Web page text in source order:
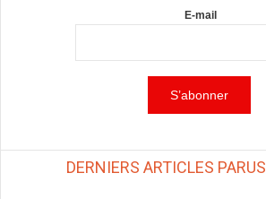
E-mail
DERNIERS ARTICLES PARUS